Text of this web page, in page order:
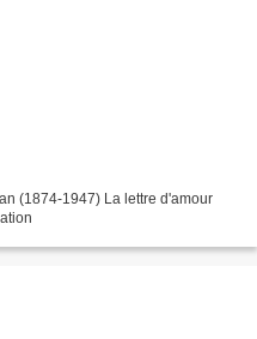
(1874-1947) La lettre d'amour